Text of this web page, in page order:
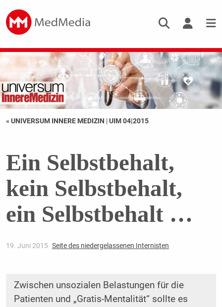
« UNIVERSUM INNERE MEDIZIN |UIM 04|2015
Ein Selbstbehalt,
kein Selbstbehalt,
ein Selbstbehalt …
19. Juni 2015 Seite des niedergelassenen Internisten
Zwischen unsozialen Belastungen für die
Patienten und „Gratis-Mentalität“ sollte es